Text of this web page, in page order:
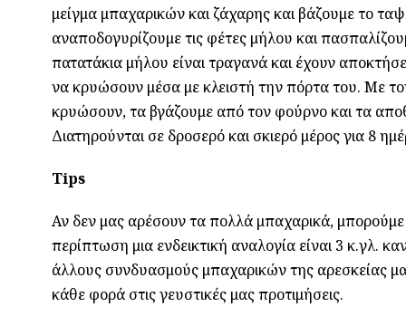
μείγμα μπαχαρικών και ζάχαρης και βάζουμε το
αναποδογυρίζουμε τις φέτες μήλου και
πατατάκια μήλου είναι τραγανά και έχουν
να κρυώσουν μέσα με κλειστή την πόρτα του. Με
κρυώσουν, τα βγάζουμε από τον φούρνο και τα
Διατηρούνται σε δροσερό και σκιερό μέρος για 8
Tips
Αν δεν μας αρέσουν τα πολλά μπαχαρικά,
περίπτωση μια ενδεικτική αναλογία είναι 3 κ.γλ.
άλλους συνδυασμούς μπαχαρικών της αρεσκείας
κάθε φορά στις γευστικές μας προτιμήσεις.